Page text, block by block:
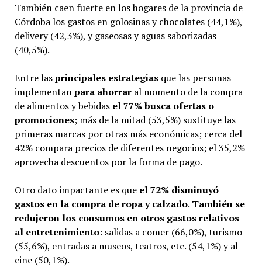
También caen fuerte en los hogares de la provincia de
Córdoba los gastos en golosinas y chocolates (44,1%),
delivery (42,3%), y gaseosas y aguas saborizadas
(40,5%).
Entre lasprincipales estrategiasque las personas
implementanpara ahorraral momento de la compra
de alimentos y bebidas el 77% busca ofertas o
promociones; más de la mitad (53,5%) sustituye las
primeras marcas por otras más económicas; cerca del
42% compara precios de diferentes negocios; el 35,2%
aprovecha descuentos por la forma de pago.
Otro dato impactante es que el 72% disminuyó
gastos en la compra de ropa y calzado. También se
redujeron los consumos en otros gastos relativos
al entretenimiento: salidas a comer (66,0%), turismo
(55,6%), entradas a museos, teatros, etc. (54,1%) y al
cine (50,1%).